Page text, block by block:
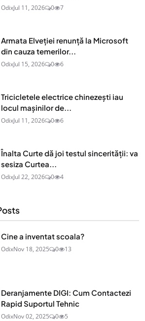
OdixJul 11, 2026 0 7
Armata Elveției renunță la Microsoft
din cauza temerilor...
OdixJul 15, 2026 0 6
Tricicletele electrice chinezești iau
locul mașinilor de...
OdixJul 11, 2026 0 6
Înalta Curte dă joi testul sincerității: va
sesiza Curtea...
OdixJul 22, 2026 0 4
Cine a inventat scoala?
OdixNov 18, 2025 0 13
Deranjamente DIGI: Cum Contactezi
Rapid Suportul Tehnic
OdixNov 02, 2025 0 5